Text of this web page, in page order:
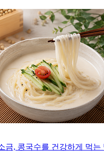
금, 콩국수를 건강하게 먹는